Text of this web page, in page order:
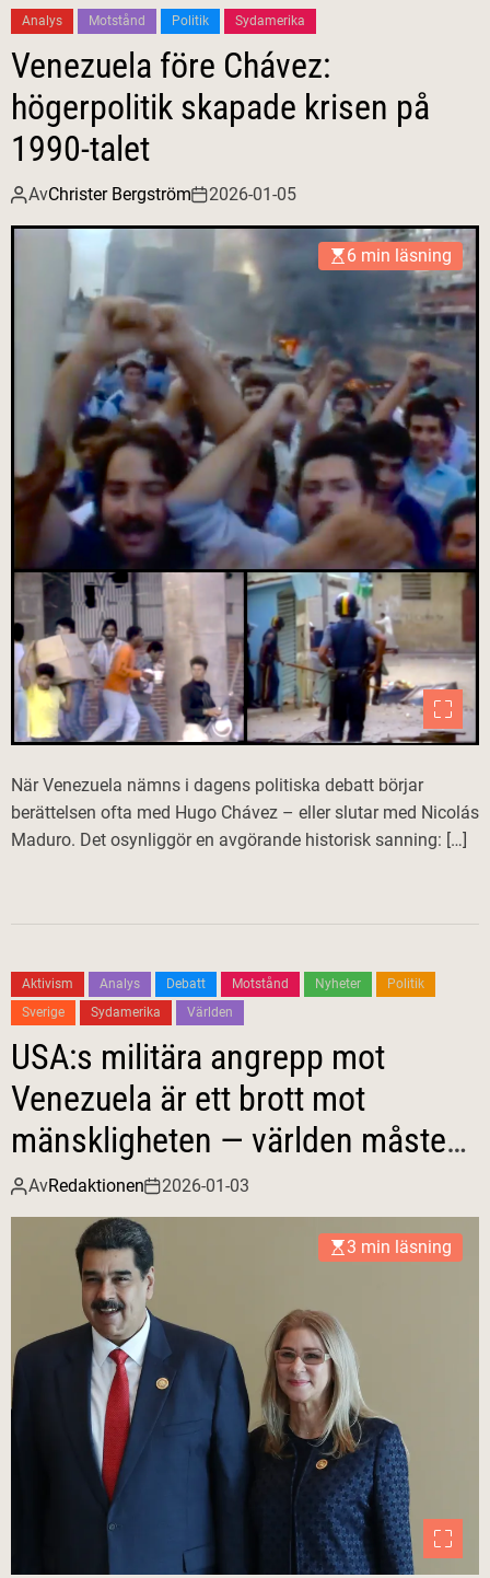
Analys Motstånd Politik Sydamerika
Venezuela före Chávez:
högerpolitik skapade krisen på
1990-talet
AvChrister Bergström 2026-01-05
6 min läsning
När Venezuela nämns i dagens politiska debatt börjar
berättelsen ofta med Hugo Chávez – eller slutar med Nicolás
Maduro. Det osynliggör en avgörande historisk sanning: […]
Aktivism Analys Debatt Motstånd Nyheter
Politik
Sverige
Sydamerika Världen
USA:s militära angrepp mot
Venezuela är ett brott mot
mänskligheten — världen måste
resa sig nu!
AvRedaktionen 2026-01-03
3 min läsning